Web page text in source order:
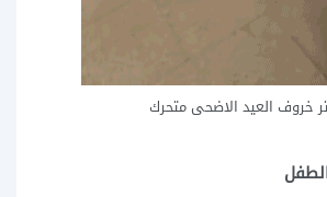
خروف العيد الاضحى متحرك